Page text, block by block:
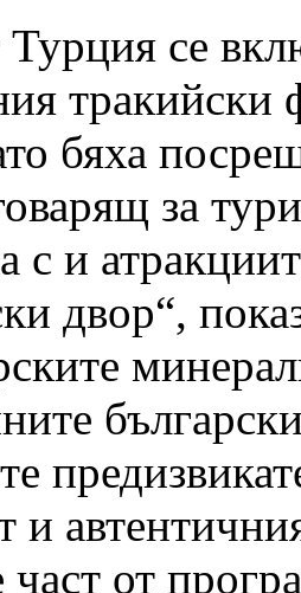
Турция се
тракийски
бяха
за
с и
двор“,
и
от